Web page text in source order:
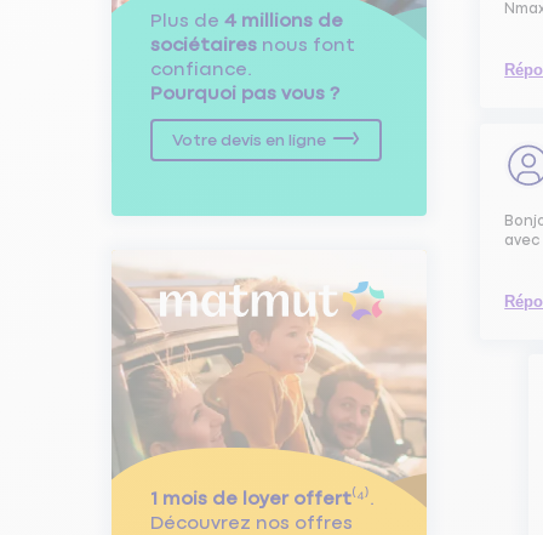
Plus de 4 millions de
sociétaires nous font
confiance.
Pourquoi pas vous ?
Votre devis en ligne
1 mois de loyer offert⁽⁴⁾.
Découvrez nos offres